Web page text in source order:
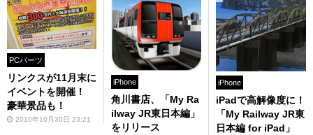
PCパーツ
リンクスが11月末に
イベントを開催！
豪華景品も！
2010年10月30日 23:21
iPhone
角川書店、「My Ra
ilway JR東日本編」
をリリース
iPhone
iPadで高解像度に！
「My Railway JR東
日本編 for iPad」